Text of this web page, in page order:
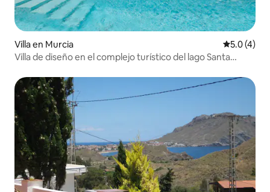
Villa en Murcia
5.0 (4)
Villa de diseño en el complejo turístico del lago Santa